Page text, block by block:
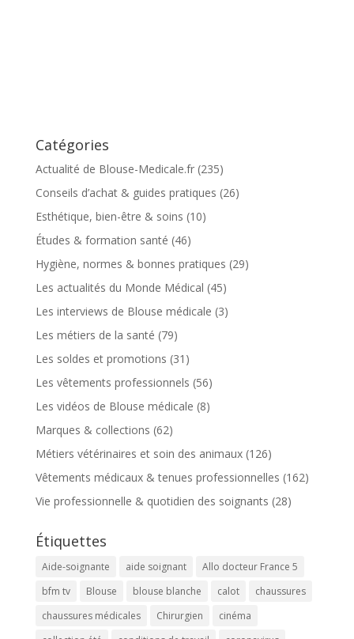
Catégories
Actualité de Blouse-Medicale.fr(235)
Conseils d’achat & guides pratiques (26)
Esthétique, bien-être & soins (10)
Études & formation santé (46)
Hygiène, normes & bonnes pratiques (29)
Les actualités du Monde Médical (45)
Les interviews de Blouse médicale (3)
Les métiers de la santé (79)
Les soldes et promotions (31)
Les vêtements professionnels (56)
Les vidéos de Blouse médicale (8)
Marques & collections (62)
Métiers vétérinaires et soin des animaux(126)
Vêtements médicaux & tenues professionnelles (162)
Vie professionnelle & quotidien des soignants (28)
Étiquettes
Aide-soignante aide soignant
Allo docteur France 5
bfm tv
Blouse blouse blanche calot
chaussures
chaussures médicales
Chirurgien
cinéma